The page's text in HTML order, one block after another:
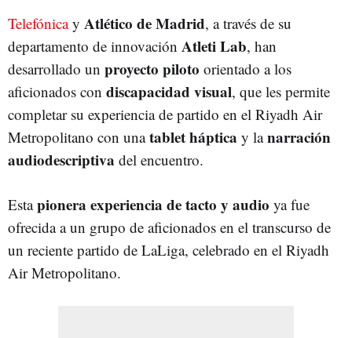
Telefónicay Atlético de Madrid, a través de su
departamento de innovación Atleti Lab, han
desarrollado un proyecto piloto orientado a los
aficionados con discapacidad visual, que les permite
completar su experiencia de partido en el Riyadh Air
Metropolitano con unatablet háptica y lanarración
audiodescriptiva del encuentro.
Estapionera experiencia de tacto y audio ya fue
ofrecida a un grupo de aficionados en el transcurso de
un reciente partido de LaLiga, celebrado en el Riyadh
Air Metropolitano.